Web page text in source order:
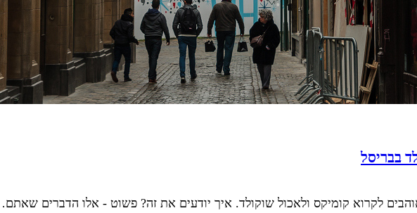
בבריסל
לקרוא קומיקס ולאכול שוקולד. איך יודעים את זה? פשוט - אלו הדברים